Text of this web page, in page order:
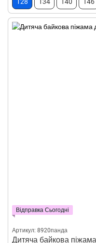
Відправка Сьогодні
Артикул: 8920панда
Дитяча байкова